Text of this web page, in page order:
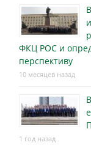
ФКЦ РОС и
перспективу
10 месяцев назад
1 год назад